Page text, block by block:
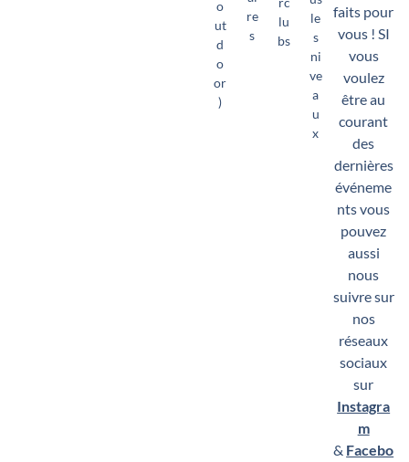
o
ut
d
o
or
)
re
s
lu
bs
le
s
ni
ve
a
u
x
faits pour
vous ! SI
vous
voulez
être au
courant
des
dernières
événeme
nts vous
pouvez
aussi
nous
suivre sur
nos
réseaux
sociaux
sur
Instagra
m
& Facebo